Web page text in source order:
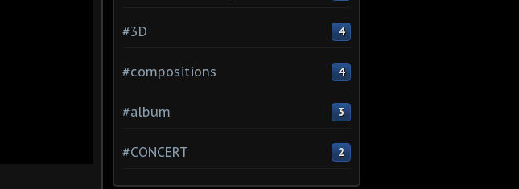
#3D 4
#compositions 4
#album 3
#CONCERT 2